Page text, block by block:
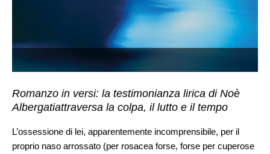
Romanzo in versi: la testimonianza lirica di Noè
Albergatiattraversa la colpa, il lutto e il tempo
L’ossessione di lei, apparentemente incomprensibile, per il
proprio naso arrossato (per rosacea forse, forse per cuperose